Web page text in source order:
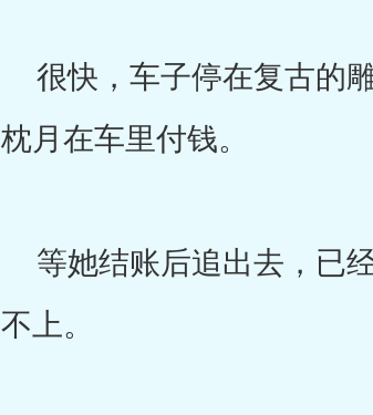
很快，车子停在复古的
枕月在车里付钱。
等她结账后追出去，已
不上。